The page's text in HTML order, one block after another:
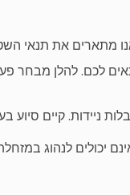
אנו מתארים את תנאי
לכם. להלן מבחר
ניידות. קיים סיוע
יכולים לנהוג